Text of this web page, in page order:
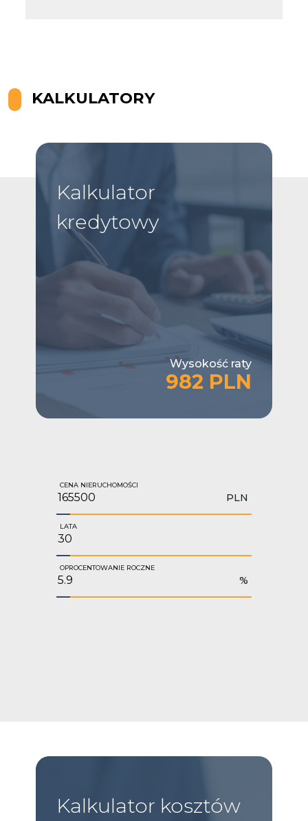
KALKULATORY
Kalkulator
kredytowy
Wysokość raty
982 PLN
CENA NIERUCHOMOŚCI
PLN
LATA
OPROCENTOWANIE ROCZNE
%
Kalkulator kosztów